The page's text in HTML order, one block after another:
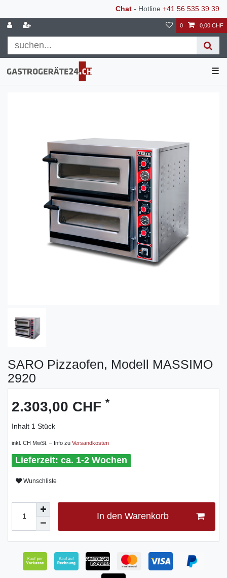
Chat - Hotline +41 56 535 39 39
0 0,00 CHF
☰
SARO Pizzaofen, Modell MASSIMO
2920
2.303,00 CHF *
Inhalt 1 Stück
inkl. CH MwSt. – Info zu Versandkosten
ca. 1-2 Wochen
Wunschliste
In den Warenkorb